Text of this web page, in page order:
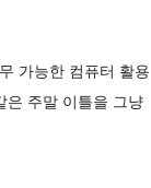
가능한 컴퓨터 활용
은 주말 이틀을 그냥